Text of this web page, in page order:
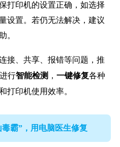
打印机的设置正确，如选择
设置。若仍无法解决，建议
。
接、共享、报错等问题，推
行智能检测， 一键修复各种
打印机使用效率。
霸”，用电脑医生修复